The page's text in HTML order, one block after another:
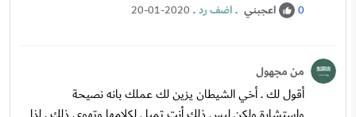
0 اعجبني .اضف رد.
20-01-2020
من مجهول
أقول لك . أخي الشيطان يزين لك عملك بانه نصيحة